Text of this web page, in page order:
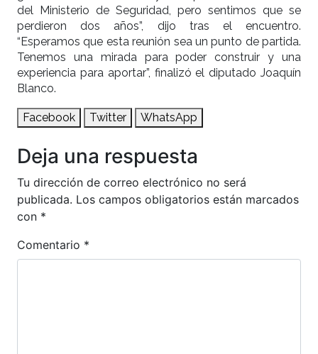
del Ministerio de Seguridad, pero sentimos que se
perdieron dos años”, dijo tras el encuentro.
“Esperamos que esta reunión sea un punto de partida.
Tenemos una mirada para poder construir y una
experiencia para aportar”, finalizó el diputado Joaquín
Blanco.
Facebook Twitter WhatsApp
Deja una respuesta
Tu dirección de correo electrónico no será
publicada. Los campos obligatorios están marcados
con *
Comentario *